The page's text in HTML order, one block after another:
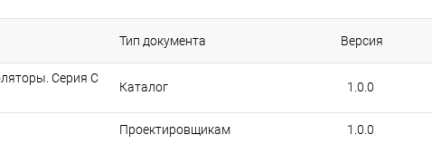
Тип документа Версия
Серия C
Каталог 1.0.0
Проектировщикам 1.0.0